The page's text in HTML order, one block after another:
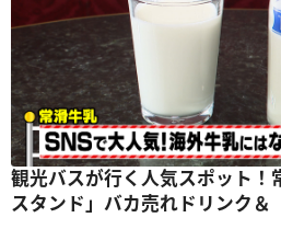
観光バスが行く人気スポット！
スタンド」バカ売れドリンク＆
店」高級布鑑賞と激安はぎれ大